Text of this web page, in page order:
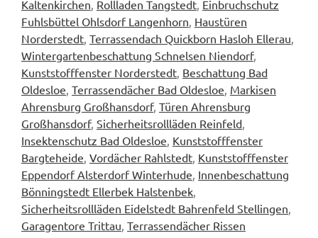
Kaltenkirchen, Rollladen Tangstedt, Einbruchschutz
Fuhlsbüttel Ohlsdorf Langenhorn, Haustüren
Norderstedt, Terrassendach Quickborn Hasloh Ellerau,
Wintergartenbeschattung Schnelsen Niendorf,
Kunststofffenster Norderstedt, Beschattung Bad
Oldesloe, Terrassendächer Bad Oldesloe, Markisen
Ahrensburg Großhansdorf, Türen Ahrensburg
Großhansdorf, Sicherheitsrollläden Reinfeld,
Insektenschutz Bad Oldesloe, Kunststofffenster
Bargteheide, Vordächer Rahlstedt, Kunststofffenster
Eppendorf Alsterdorf Winterhude, Innenbeschattung
Bönningstedt Ellerbek Halstenbek,
Sicherheitsrollläden Eidelstedt Bahrenfeld Stellingen,
Garagentore Trittau, Terrassendächer Rissen